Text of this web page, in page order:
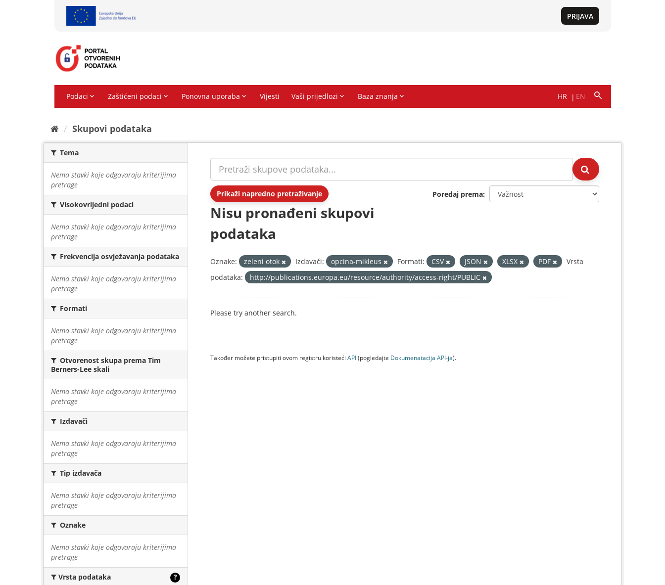
Skupovi podаtаkа
Tema
Nema stavki koje odgovaraju kriterijima
pretrage
Visokovrijedni podaci
Nema stavki koje odgovaraju kriterijima
pretrage
Frekvencija osvježavanja podataka
Nema stavki koje odgovaraju kriterijima
pretrage
Formati
Nema stavki koje odgovaraju kriterijima
pretrage
Otvorenost skupa prema Tim
Berners-Lee skali
Nema stavki koje odgovaraju kriterijima
pretrage
Izdavači
Nema stavki koje odgovaraju kriterijima
pretrage
Tip izdavača
Nema stavki koje odgovaraju kriterijima
pretrage
Oznake
Nema stavki koje odgovaraju kriterijima
pretrage
Vrsta podataka ?
Prikaži napredno pretraživanje Poredaj prema
Nisu pronađeni skupovi
podataka
Oznake: zeleni otok Izdavači: opcina-mikleus Formati: CSV JSON XLSX PDF
Vrsta
podataka:
http://publications.europa.eu/resource/authority/access-right/PUBLIC
Please try another search.
Također možete pristupiti ovom registru koristeći API(pogledajte Dokumenаtаcijа API-jа).